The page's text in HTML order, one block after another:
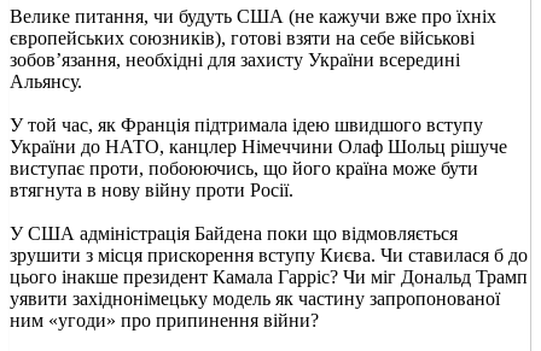
Велике питання, чи будуть США (не кажучи вже про їхніх
європейських союзників), готові взяти на себе військові
зобов’язання, необхідні для захисту України всередині
Альянсу.
У той час, як Франція підтримала ідею швидшого вступу
України до НАТО, канцлер Німеччини Олаф Шольц рішуче
виступає проти, побоюючись, що його країна може бути
втягнута в нову війну проти Росії.
У США адміністрація Байдена поки що відмовляється
зрушити з місця прискорення вступу Києва. Чи ставилася б до
цього інакше президент Камала Гарріс? Чи міг Дональд Трамп
уявити західнонімецьку модель як частину запропонованої
ним «угоди» про припинення війни?